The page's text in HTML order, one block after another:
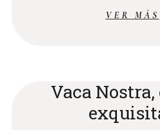
VER MÁS
Vaca